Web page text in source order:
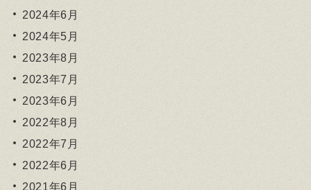
2024年6月
2024年5月
2023年8月
2023年7月
2023年6月
2022年8月
2022年7月
2022年6月
2021年6月